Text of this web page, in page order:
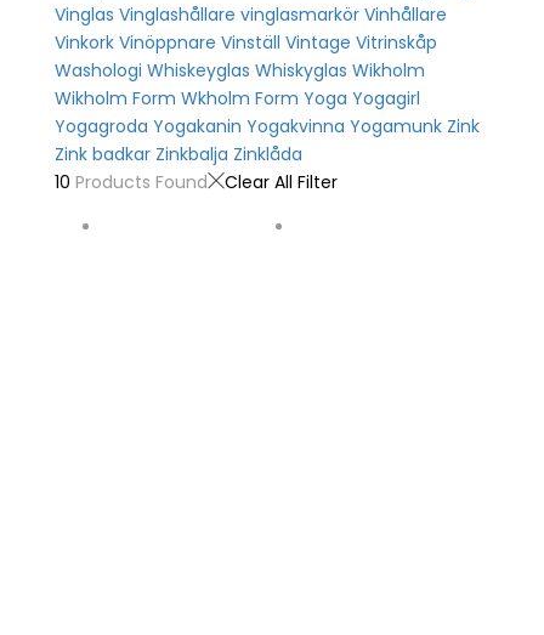
Vinglas Vinglashållare vinglasmarkör Vinhållare
Vinkork Vinöppnare Vinställ Vintage Vitrinskåp
Washologi Whiskeyglas Whiskyglas Wikholm
Wikholm Form Wkholm Form Yoga Yogagirl
Yogagroda Yogakanin Yogakvinna Yogamunk Zink
Zink badkar Zinkbalja Zinklåda
10 Products Found Clear All Filter